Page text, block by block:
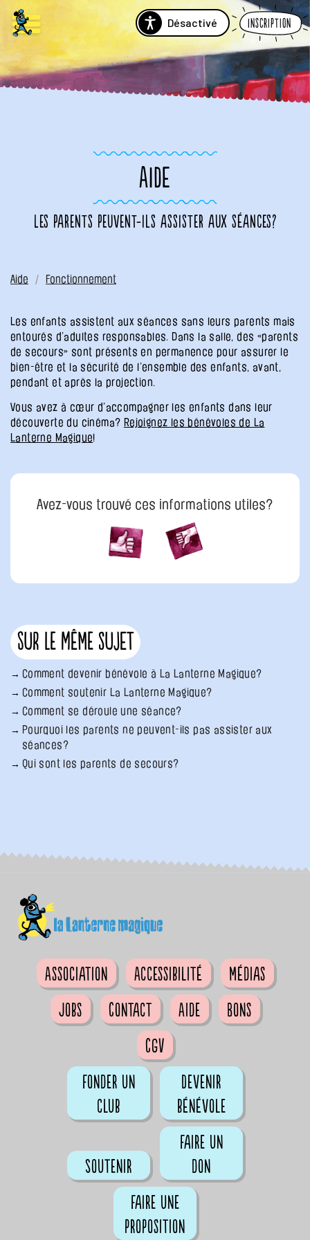
Désactivé Inscription
AIDE
Les parents peuvent-ils assister aux séances?
Aide Fonctionnement
Les enfants assistent aux séances sans leurs parents mais
entourés d’adultes responsables. Dans la salle, des «parents
de secours» sont présents en permanence pour assurer le
bien-être et la sécurité de l’ensemble des enfants, avant,
pendant et après la projection.
Vous avez à cœur d’accompagner les enfants dans leur
découverte du cinéma? Rejoignez les bénévoles de La
Lanterne Magique!
Avez-vous trouvé ces informations utiles?
Sur le même sujet
Comment devenir bénévole à La Lanterne Magique?
Comment soutenir La Lanterne Magique?
Comment se déroule une séance?
Pourquoi les parents ne peuvent-ils pas assister aux
séances?
Qui sont les parents de secours?
Association Accessibilité
Médias
Jobs
Contact Aide
Bons
CGV
Fonder un
club
Devenir
bénévole
Soutenir
Faire un
don
Faire une
proposition